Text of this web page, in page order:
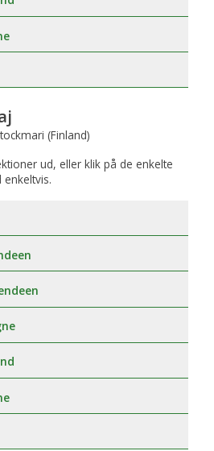
(Finland)
ud, eller klik på de enkelte